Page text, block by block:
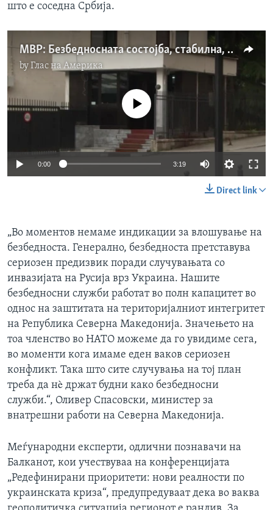
што е соседна Србија.
МВР: Безбедносната состојба, стабилна, но регионот е ранлив од кризата во Украина, велат експерти
byГлас на Америка
No media source currently available
0:00 3:19
Direct link
„Во моментов немаме индикации за влошување на
безбедноста. Генерално, безбедноста претставува
сериозен предизвик поради случувањата со
инвазијата на Русија врз Украина. Нашите
безбедносни служби работат во полн капацитет во
однос на заштитата на територијалниот интегритет
на Република Северна Македонија. Значењето на
тоа членство во НАТО можеме да го увидиме сега,
во моменти кога имаме еден ваков сериозен
конфликт. Така што сите случувања на тој план
треба да нè држат будни како безбедносни
служби.“, Оливер Спасовски, министер за
внатрешни работи на Северна Македонија.
Меѓународни експерти, одлични познавачи на
Балканот, кои учествуваа на конференцијата
„Редефинирани приоритети: нови реалности по
украинската криза“, предупредуваат дека во ваква